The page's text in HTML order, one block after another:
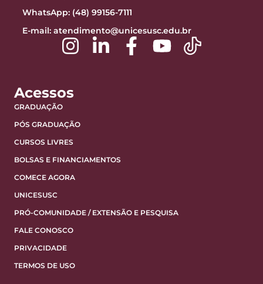
WhatsApp: (48) 99156-7111
E-mail: atendimento@unicesusc.edu.br
Acessos
GRADUAÇÃO
PÓS GRADUAÇÃO
CURSOS LIVRES
BOLSAS E FINANCIAMENTOS
COMECE AGORA
UNICESUSC
PRÓ-COMUNIDADE / EXTENSÃO E PESQUISA
FALE CONOSCO
PRIVACIDADE
TERMOS DE USO